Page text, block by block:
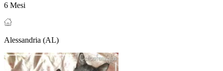
6 Mesi
Alessandria (AL)